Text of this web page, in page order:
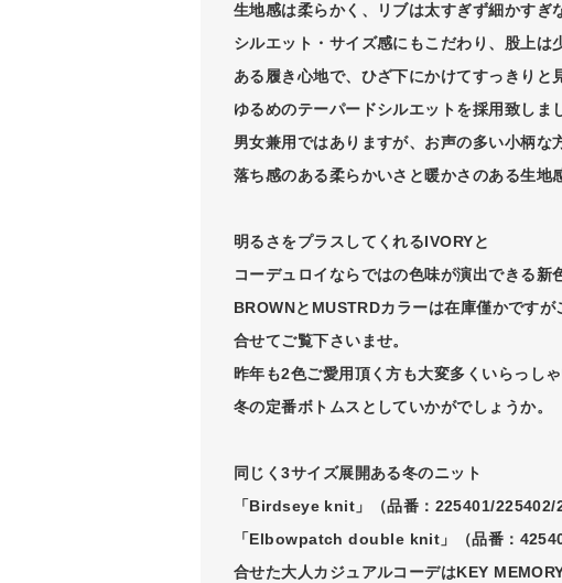
生地感は柔らかく、リブは太すぎず細かすぎ
シルエット・サイズ感にもこだわり、股上は
ある履き心地で、ひざ下にかけてすっきりと
ゆるめのテーパードシルエットを採用致しま
男女兼用ではありますが、お声の多い小柄な
落ち感のある柔らかいさと暖かさのある生地
明るさをプラスしてくれるIVORYと
コーデュロイならではの色味が演出できる新
BROWNとMUSTRDカラーは在庫僅かですが
合せてご覧下さいませ。
昨年も2色ご愛用頂く方も大変多くいらっしゃ
冬の定番ボトムスとしていかがでしょうか。
同じく3サイズ展開ある冬のニット
「Birdseye knit」（品番：225401/225402/
「Elbowpatch double knit」（品番：
合せた大人カジュアルコーデはKEY